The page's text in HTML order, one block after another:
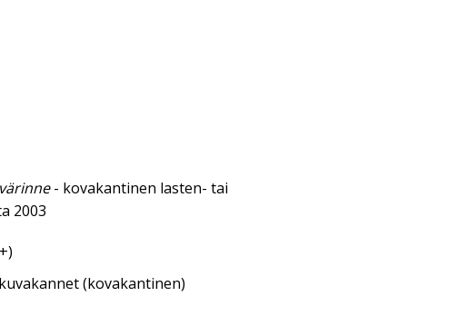
- kovakantinen lasten- tai
2003
(kovakantinen)